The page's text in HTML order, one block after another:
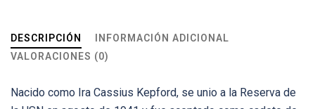
DESCRIPCIÓN
INFORMACIÓN ADICIONAL
VALORACIONES (0)
Nacido como Ira Cassius Kepford, se unio a la Reserva de